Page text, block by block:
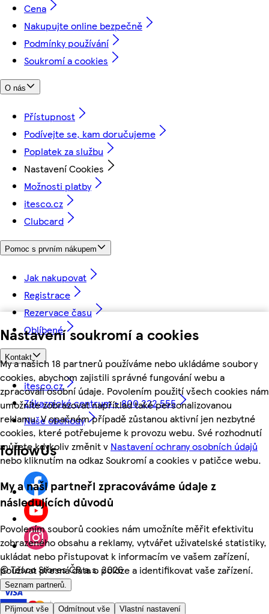
Nastavení soukromí a cookies
My a našich 18 partnerů používáme nebo ukládáme soubory
cookies, abychom zajistili správné fungování webu a
zpracovali osobní údaje. Povolením použití všech cookies nám
umožníte zobrazovat například také personalizovanou
reklamu. V opačném případě zůstanou aktivní jen nezbytné
cookies, které potřebujeme k provozu webu. Své rozhodnutí
můžete kdykoliv změnit v Nastavení ochrany osobních údajů
nebo kliknutím na odkaz Soukromí a cookies v patičce webu.
My a naši partneři zpracováváme údaje z
následujících důvodů
Povolením souborů cookies nám umožníte měřit efektivitu
zobrazeného obsahu a reklamy, vytvářet uživatelské statistiky,
ukládat nebo přistupovat k informacím ve vašem zařízení,
používat přesná data o poloze a identifikovat vaše zařízení.
Seznam partnerů.
Přijmout vše Odmítnout vše Vlastní nastavení
Cena
Nakupujte online bezpečně
Podmínky používání
Soukromí a cookies
O nás
Přístupnost
Podívejte se, kam doručujeme
Poplatek za službu
Nastavení Cookies
Možnosti platby
itesco.cz
Clubcard
Pomoc s prvním nákupem
Jak nakupovat
Registrace
Rezervace času
Oblíbené
Kontakt
itesco.cz
Zákaznické centrum - 800 222 555
Naše obchody
followUs
©Tesco Stores ČR a.s. 2026